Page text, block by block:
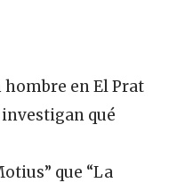
hombre en El Prat
qué
que “La